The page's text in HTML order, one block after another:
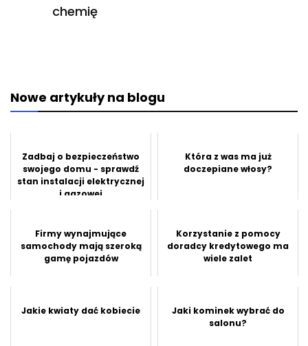
chemię
Nowe artykuły na blogu
Zadbaj o bezpieczeństwo
swojego domu - sprawdź
stan instalacji elektrycznej
i gazowej
Która z was ma już
doczepiane włosy?
Firmy wynajmujące
samochody mają szeroką
gamę pojazdów
Korzystanie z pomocy
doradcy kredytowego ma
wiele zalet
Jakie kwiaty dać kobiecie
Jaki kominek wybrać do
salonu?